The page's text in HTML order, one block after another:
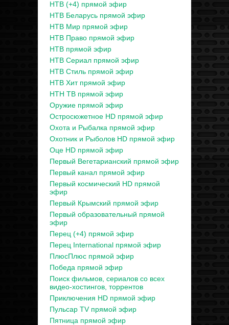
НТВ (+4) прямой эфир
НТВ Беларусь прямой эфир
НТВ Мир прямой эфир
НТВ Право прямой эфир
НТВ прямой эфир
НТВ Сериал прямой эфир
НТВ Стиль прямой эфир
НТВ Хит прямой эфир
НТН ТВ прямой эфир
Оружие прямой эфир
Остросюжетное HD прямой эфир
Охота и Рыбалка прямой эфир
Охотник и Рыболов HD прямой эфир
Оце HD прямой эфир
Первый Вегетарианский прямой эфир
Первый канал прямой эфир
Первый космический HD прямой
эфир
Первый Крымский прямой эфир
Первый образовательный прямой
эфир
Перец (+4) прямой эфир
Перец International прямой эфир
ПлюсПлюс прямой эфир
Победа прямой эфир
Поиск фильмов, сериалов со всех
видео-хостингов, торрентов
Приключения HD прямой эфир
Пульсар TV прямой эфир
Пятница прямой эфир